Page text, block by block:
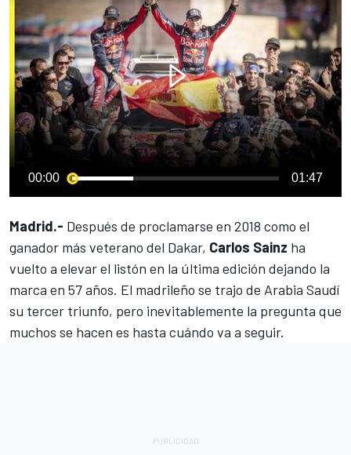
00:00 01:47
Madrid.- Después de proclamarse en 2018 como el
ganador más veterano del Dakar, Carlos Sainz ha
vuelto a elevar el listón en la última edición dejando la
marca en 57 años. El madrileño se trajo de Arabia Saudí
su tercer triunfo, pero inevitablemente la pregunta que
muchos se hacen es hasta cuándo va a seguir.